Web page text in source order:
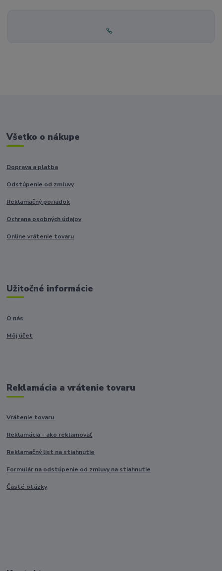
Všetko o nákupe
Doprava a platba
Odstúpenie od zmluvy
Reklamačný poriadok
Ochrana osobných údajov
Online vrátenie tovaru
Užitočné informácie
O nás
Môj účet
Reklamácia a vrátenie tovaru
Vrátenie tovaru
Reklamácia - ako reklamovať
Reklamačný list na stiahnutie
Formulár na odstúpenie od zmluvy na stiahnutie
Časté otázky